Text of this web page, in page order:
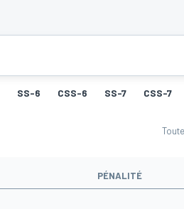
SS-6 CSS-6 SS-7 CSS-7
PÉNALITÉ